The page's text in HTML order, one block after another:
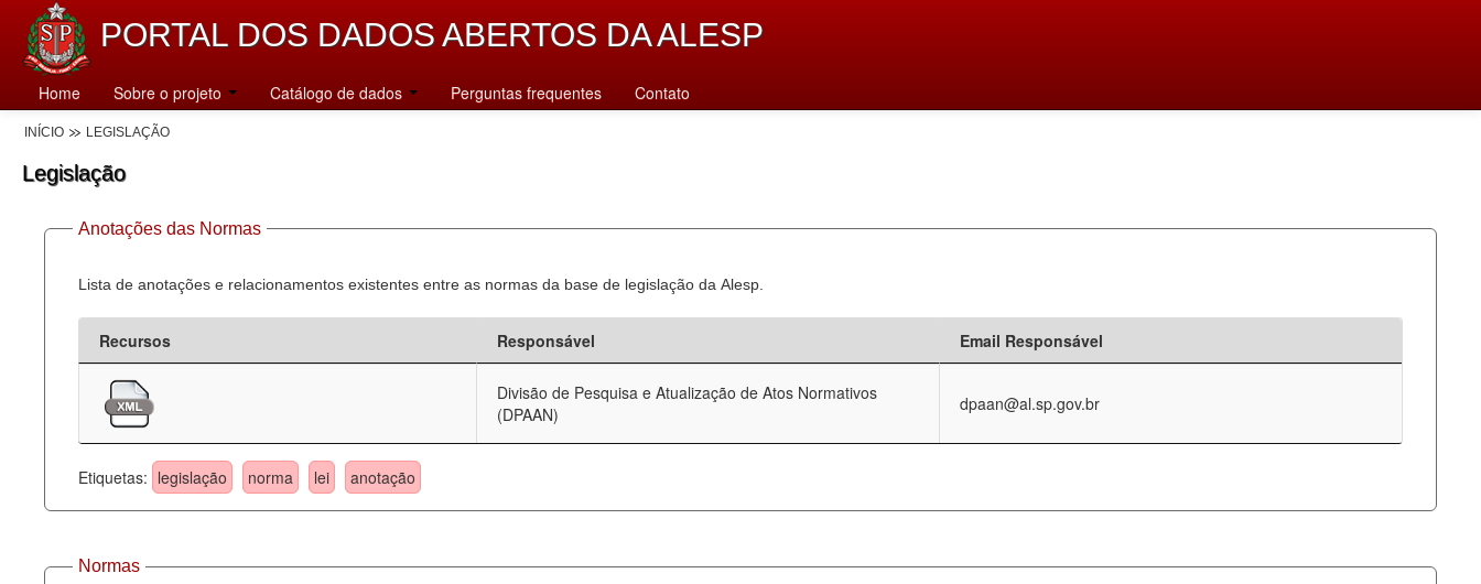
PORTAL DOS DADOS ABERTOS DA ALESP
Home Sobre o projeto Catálogo de dados Perguntas frequentes Contato
INÍCIO LEGISLAÇÃO
Legislação
Anotações das Normas
Lista de anotações e relacionamentos existentes entre as normas da base de legislação da Alesp.
Recursos Responsável Email Responsável
Divisão de Pesquisa e Atualização de Atos Normativos
(DPAAN)
dpaan@al.sp.gov.br
Etiquetas: legislação norma lei anotação
Normas